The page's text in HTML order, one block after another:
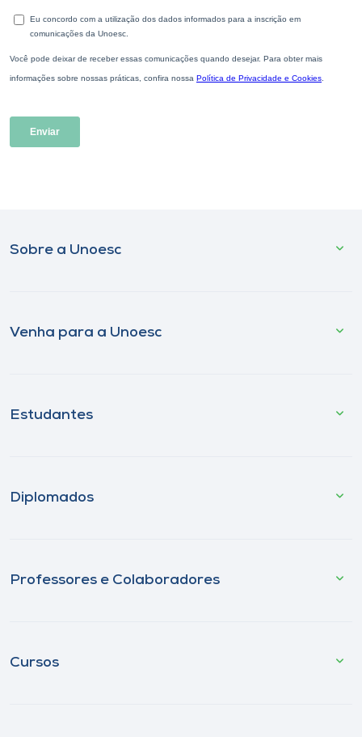
Sobre a Unoesc
Venha para a Unoesc
Estudantes
Diplomados
Professores e Colaboradores
Cursos